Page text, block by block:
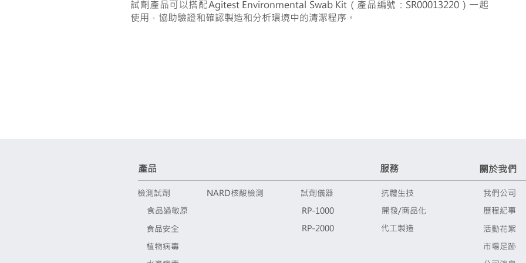
試劑產品可以搭配Agitest Environmental Swab Kit（產品編號：SR00013220）一起
使用，協助驗證和確認製造和分析環境中的清潔程序。
產品 ​服務 關於我們
檢測試劑
NARD核酸檢測
食品過敏原
食品安全
試劑儀器
RP-1000
RP-2000
抗體生技
開發/商品化
代工製造
植物病毒
我們公司
歷程紀事
活動花絮
市場足跡